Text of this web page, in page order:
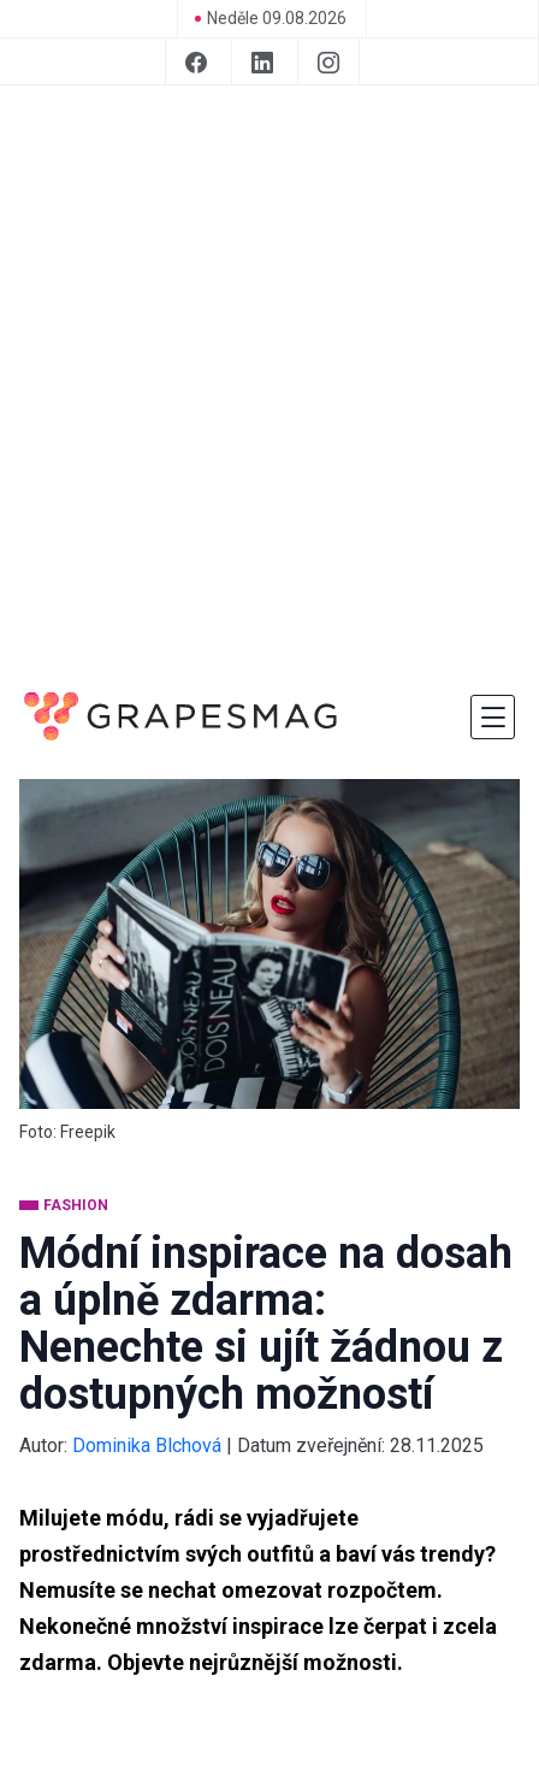
Neděle 09.08.2026
Foto: Freepik
FASHION
Módní inspirace na dosah
a úplně zdarma:
Nenechte si ujít žádnou z
dostupných možností
Autor: Dominika Blchová | Datum zveřejnění: 28.11.2025
Milujete módu, rádi se vyjadřujete
prostřednictvím svých outfitů a baví vás trendy?
Nemusíte se nechat omezovat rozpočtem.
Nekonečné množství inspirace lze čerpat i zcela
zdarma. Objevte nejrůznější možnosti.